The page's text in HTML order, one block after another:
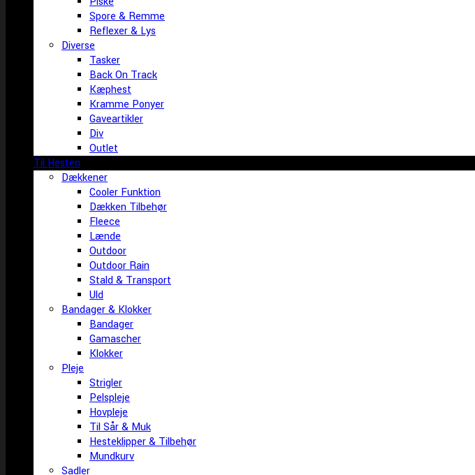
Spore & Remme
Reflexer & Lys
Diverse
Tasker
Back On Track
Kæphest
Kramme Ponyer
Gaveartikler
Div
Outlet
Til Hesten
Dækkener
Cooler Funktion
Dækken Tilbehør
Fleece
Lænde
Outdoor
Outdoor Rain
Stald & Transport
Uld
Bandager & Klokker
Bandager
Gamascher
Klokker
Pleje
Strigler
Pelspleje
Hovpleje
Til Sår & Muk
Hesteklipper & Tilbehør
Mundkurv
Sadler